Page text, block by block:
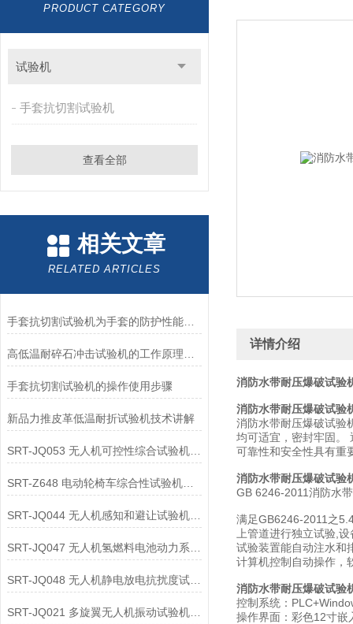
PRODUCT CATEGORY
试验机
手套抗切割试验机
查看全部
相关文章
RELATED ARTICLES
手套抗切割试验机为手套的防护性能提供了客观数据
手套抗切割试验机的操作使用步骤
新品力推皮革低温耐折试验机技术讲解
SRT-JQ053 无人机可控性综合试验机的应用领域介绍
SRT-Z648 电动轮椅车综合性试验机可以用在哪些方面
SRT-JQ044 无人机感知和避让试验机的应用领域有哪些
SRT-JQ048 无人机静电放电抗扰度试验机有哪些特点
SRT-JQ021 多旋翼无人机振动试验机简单介绍 质量保证
详情介绍
消防水带耐压爆破试验
消防水带耐压爆破试验
消防水带耐压爆破试验
均可适宜，密封牢固。
可靠性和安全性具有重
消防水带耐压爆破试验
GB 6246-2011消防水带
满足GB6246-2011之
上管道进行独立试验,
试验装置能自动注水和
计算机控制自动操作，
消防水带耐压爆破试验
控制系统：
操作界面：彩色12寸嵌